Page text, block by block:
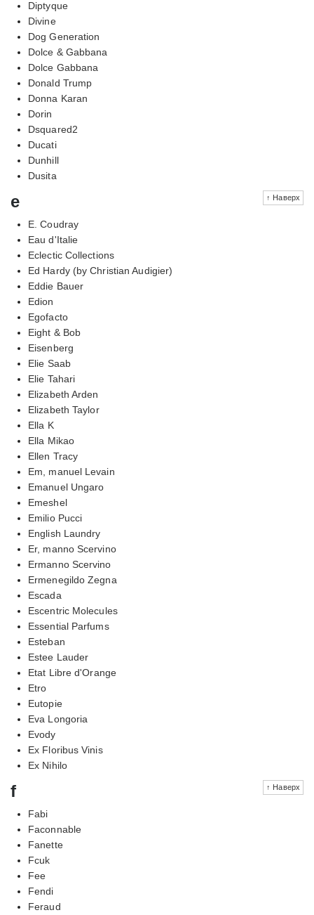
Diptyque
Divine
Dog Generation
Dolce & Gabbana
Dolce Gabbana
Donald Trump
Donna Karan
Dorin
Dsquared2
Ducati
Dunhill
Dusita
↑ Наверх
e
E. Coudray
Eau d'Italie
Eclectic Collections
Ed Hardy (by Christian Audigier)
Eddie Bauer
Edion
Egofacto
Eight & Bob
Eisenberg
Elie Saab
Elie Tahari
Elizabeth Arden
Elizabeth Taylor
Ella K
Ella Mikao
Ellen Tracy
Em, manuel Levain
Emanuel Ungaro
Emeshel
Emilio Pucci
English Laundry
Er, manno Scervino
Ermanno Scervino
Ermenegildo Zegna
Escada
Escentric Molecules
Essential Parfums
Esteban
Estee Lauder
Etat Libre d'Orange
Etro
Eutopie
Eva Longoria
Evody
Ex Floribus Vinis
Ex Nihilo
↑ Наверх
f
Fabi
Faconnable
Fanette
Fcuk
Fee
Fendi
Feraud